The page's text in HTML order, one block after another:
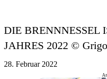
DIE BRENNNESSEL
JAHRES 2022 ©
28. Februar 2022